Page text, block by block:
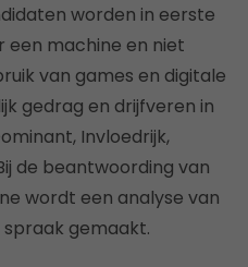
worden in eerste
machine en niet
van games en digitale
gedrag en drijfveren in
Invloedrijk,
de beantwoording van
wordt een analyse van
gemaakt.